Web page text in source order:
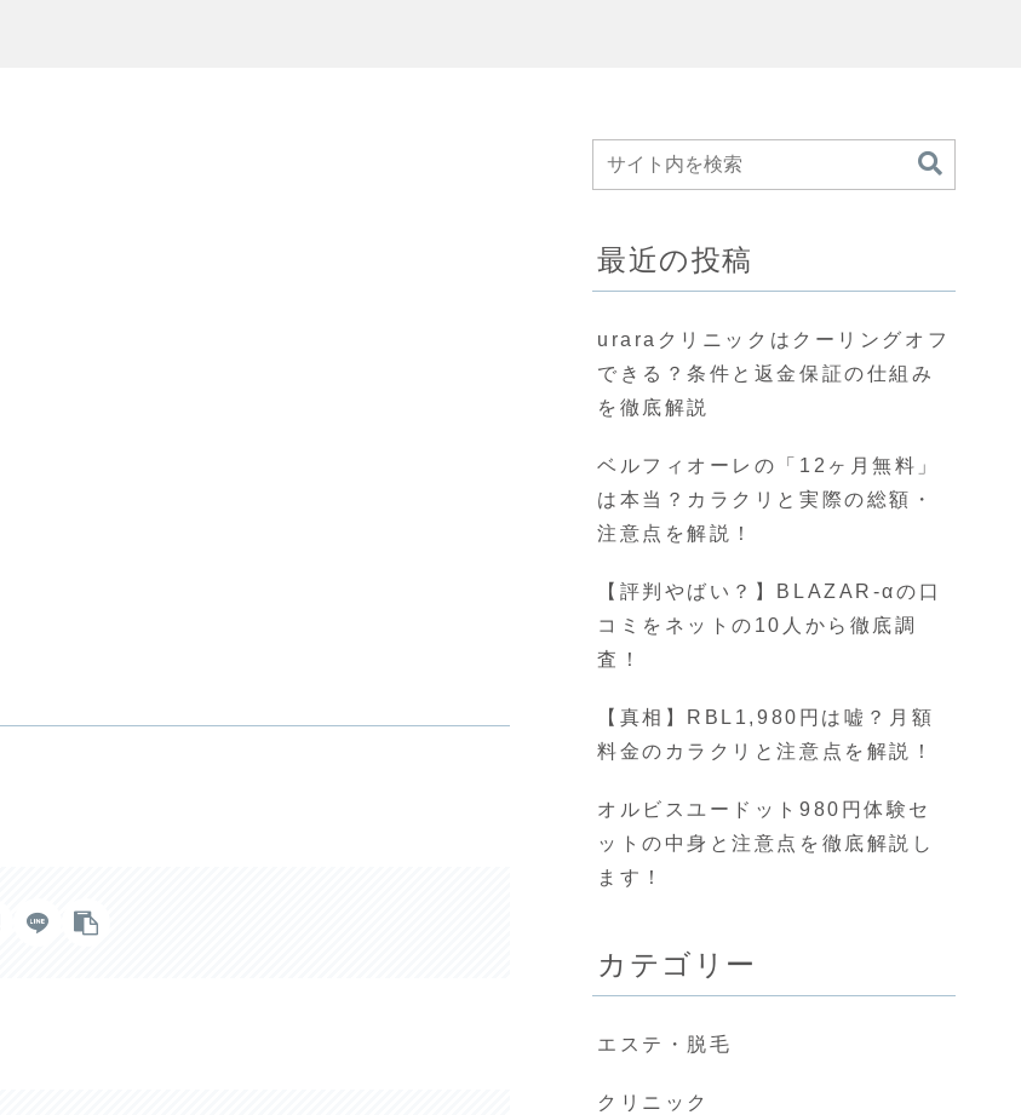
最近の投稿
uraraクリニックはクーリングオフ
できる？条件と返金保証の仕組み
を徹底解説
ベルフィオーレの「12ヶ月無料」
は本当？カラクリと実際の総額・
注意点を解説！
【評判やばい？】BLAZAR-αの口
コミをネットの10人から徹底調
査！
【真相】RBL1,980円は嘘？月額
料金のカラクリと注意点を解説！
オルビスユードット980円体験セ
ットの中身と注意点を徹底解説し
ます！
カテゴリー
エステ・脱毛
クリニック